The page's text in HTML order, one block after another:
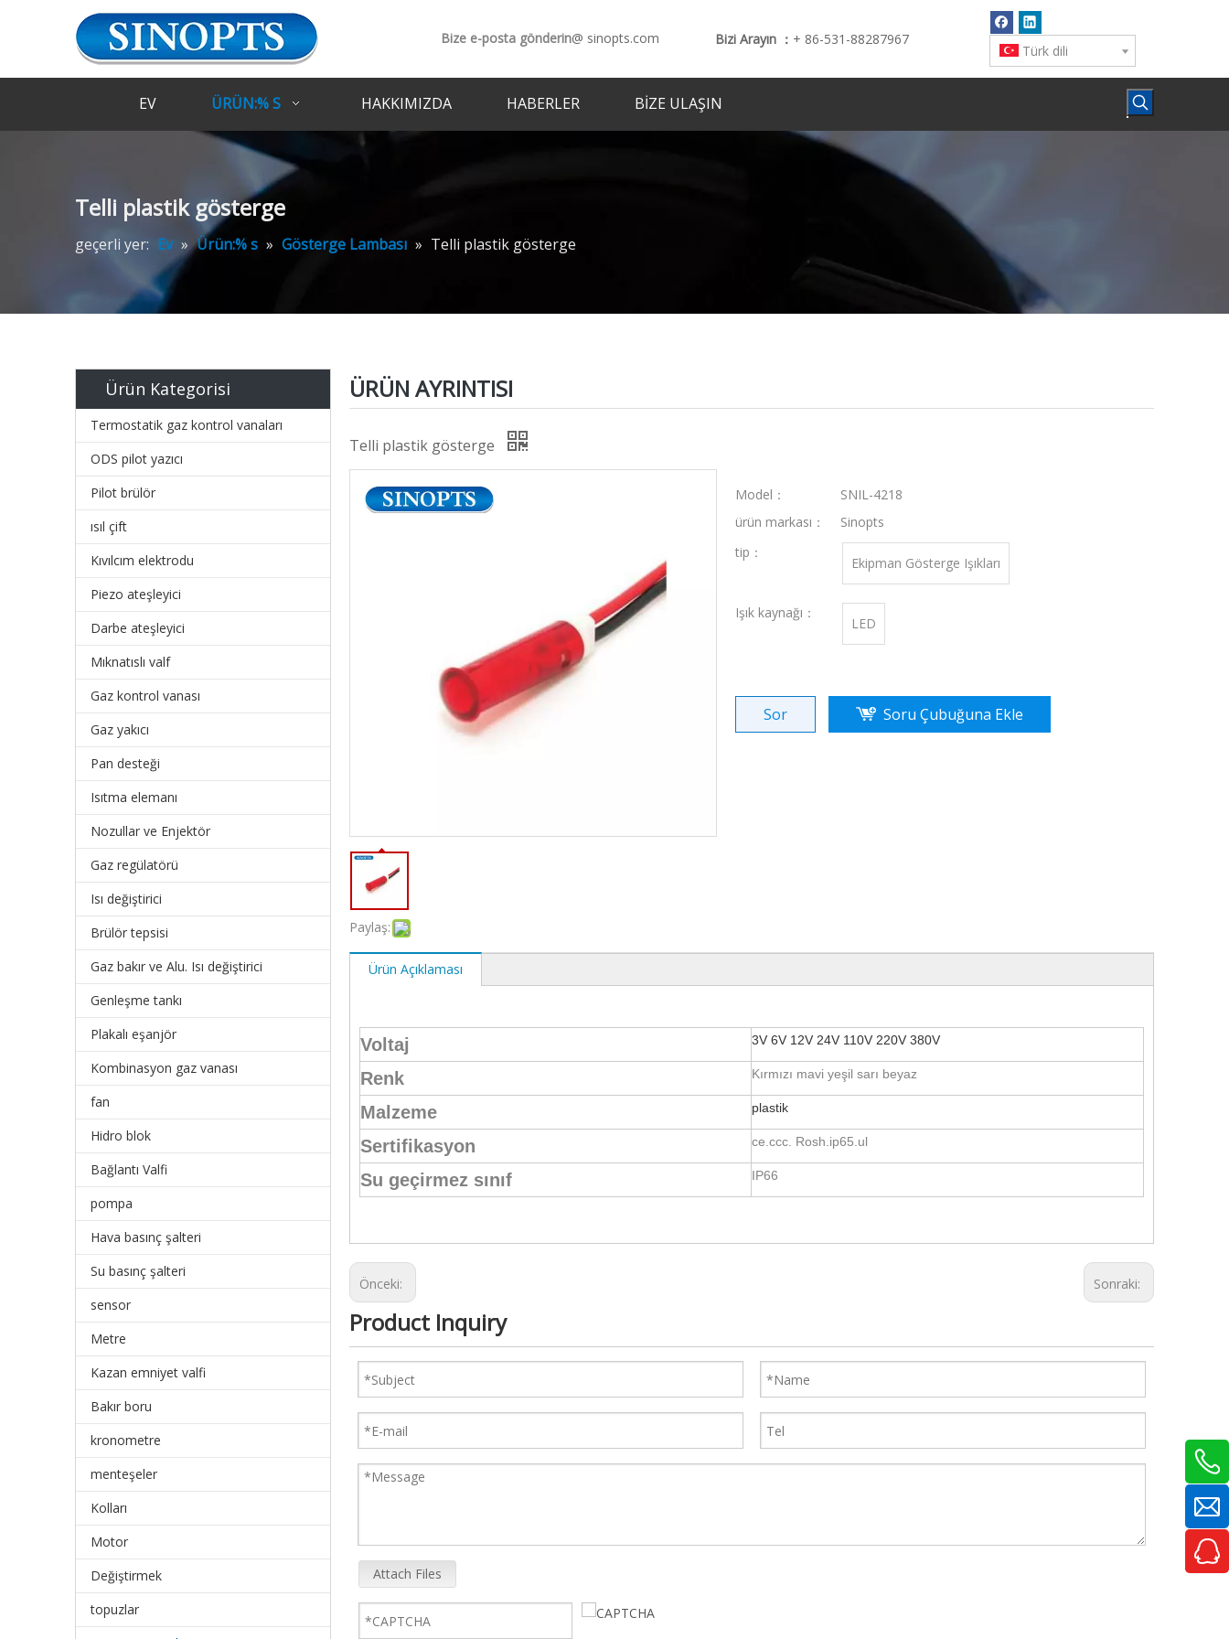
Bize e-posta gönderin@ sinopts.com Bizi Arayın ： + 86-531-88287967
Türk dili
EV ÜRÜN:% S HAKKIMIZDA HABERLER BIZE ULAŞIN
Telli plastik gösterge
geçerli yer: Ev » Ürün:% s » Gösterge Lambası » Telli plastik gösterge
Ürün Kategorisi
Termostatik gaz kontrol vanaları
ODS pilot yazıcı
Pilot brülör
ısıl çift
Kıvılcım elektrodu
Piezo ateşleyici
Darbe ateşleyici
Mıknatıslı valf
Gaz kontrol vanası
Gaz yakıcı
Pan desteği
Isıtma elemanı
Nozullar ve Enjektör
Gaz regülatörü
Isı değiştirici
Brülör tepsisi
Gaz bakır ve Alu. Isı değiştirici
Genleşme tankı
Plakalı eşanjör
Kombinasyon gaz vanası
fan
Hidro blok
Bağlantı Valfi
pompa
Hava basınç şalteri
Su basınç şalteri
sensor
Metre
Kazan emniyet valfi
Bakır boru
kronometre
menteşeler
Kolları
Motor
Değiştirmek
topuzlar
ÜRÜN AYRINTISI
Telli plastik gösterge
Paylaş:
Model：
SNIL-4218
ürün markası：
Sinopts
tip：
Ekipman Gösterge Işıkları
Işık kaynağı：
LED
Sor Soru Çubuğuna Ekle
Ürün Açıklaması
Voltaj 3V 6V 12V 24V 110V 220V 380V
Renk Kırmızı mavi yeşil sarı beyaz
Malzeme plastik
Sertifikasyon ce.ccc. Rosh.ip65.ul
Su geçirmez sınıf IP66
Önceki: Sonraki:
Product Inquiry
Attach Files